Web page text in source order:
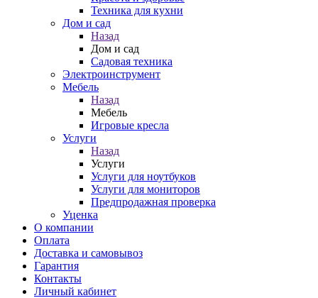
Техника для кухни
Дом и сад
Назад
Дом и сад
Садовая техника
Электроинструмент
Мебель
Назад
Мебель
Игровые кресла
Услуги
Назад
Услуги
Услуги для ноутбуков
Услуги для мониторов
Предпродажная проверка
Уценка
О компании
Оплата
Доставка и самовывоз
Гарантия
Контакты
Личный кабинет